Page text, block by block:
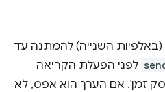
השנייה) להמתנה עד
לפני הפעלת הקריאה
זמן'. אם הערך הוא אפס, לא